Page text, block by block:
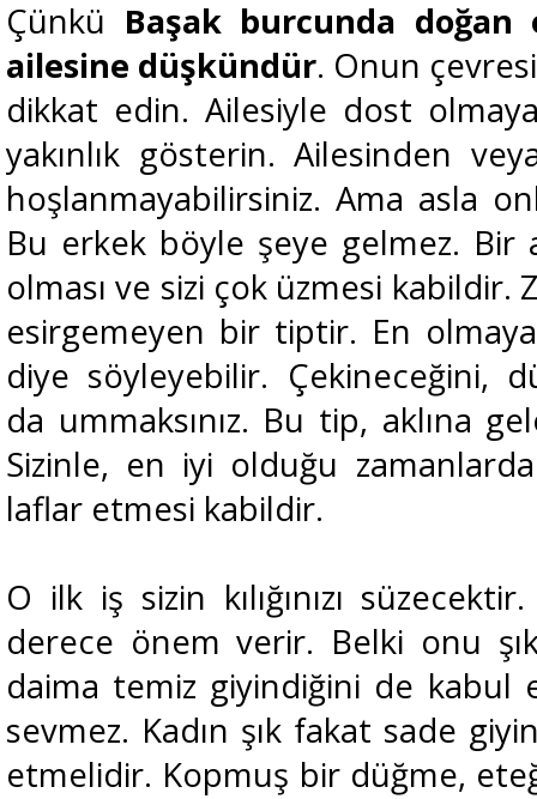
Çünkü Başak burcunda doğan
ailesine düşkündür. Onun
dikkat edin. Ailesiyle dost
yakınlık gösterin. Ailesinden
hoşlanmayabilirsiniz. Ama asla
Bu erkek böyle şeye gelmez. Bir
olması ve sizi çok üzmesi kabildir.
esirgemeyen bir tiptir. En
diye söyleyebilir. Çekineceğini,
da ummaksınız. Bu tip, aklına
Sizinle, en iyi olduğu
laflar etmesi kabildir.
O ilk iş sizin kılığınızı
derece önem verir. Belki onu şık
daima temiz giyindiğini de kabul
sevmez. Kadın şık fakat sade
etmelidir. Kopmuş bir düğme,